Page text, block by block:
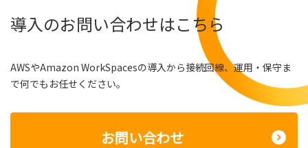
導入のお問い合わせはこちら
AWSやAmazon WorkSpacesの導入から接続回線、運用・保守ま
で何でもお任せください。
お問い合わせ